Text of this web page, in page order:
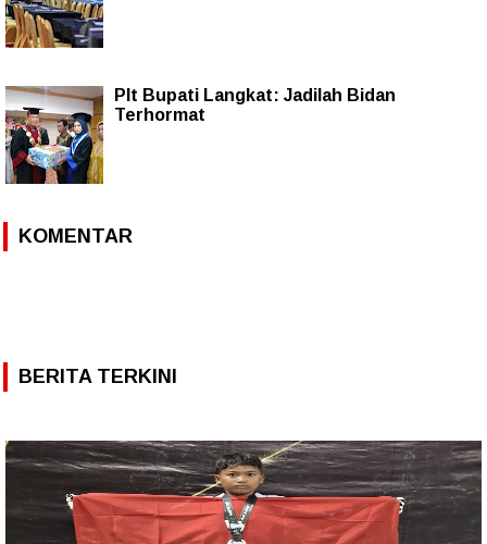
Plt Bupati Langkat: Jadilah Bidan
Terhormat
KOMENTAR
BERITA TERKINI